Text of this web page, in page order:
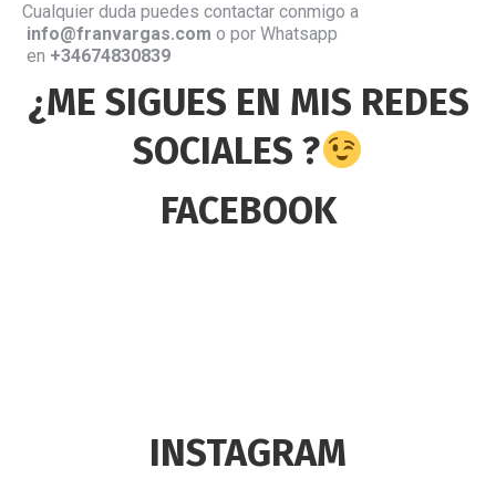
Cualquier duda puedes contactar conmigo a
info@franvargas.com o por Whatsapp
en +34674830839
¿ME SIGUES EN MIS REDES
SOCIALES ?
FACEBOOK
INSTAGRAM